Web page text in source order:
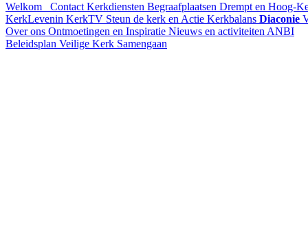
Welkom Contact Kerkdiensten Begraafplaatsen Drempt en Hoog-
KerkLevenin KerkTV Steun de kerk en Actie Kerkbalans Diaconie
Over ons Ontmoetingen en Inspiratie Nieuws en activiteiten ANBI
Beleidsplan Veilige Kerk Samengaan